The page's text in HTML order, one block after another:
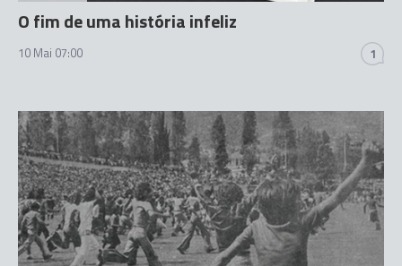
O fim de uma história infeliz
10 Mai 07:00 1